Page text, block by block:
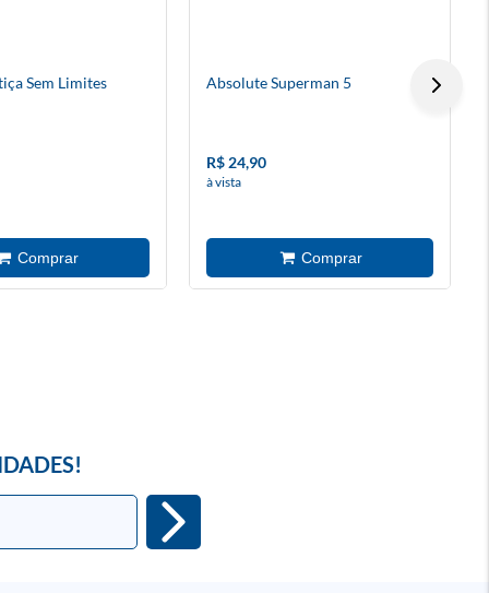
Sem Limites
Absolute Superman 5
R$ 24,90
à vista